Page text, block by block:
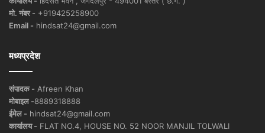
मो. नंबर - +919425258900
Email - hindsat24@gmail.com
मध्यप्रदेश
संपादक - Afreen Khan
मोबाइल -8889318888
ईमेल - hindsat24@gmail.com
कार्यालय - FLAT NO.4, HOUSE NO. 52 NOOR MANJIL TOLWALI